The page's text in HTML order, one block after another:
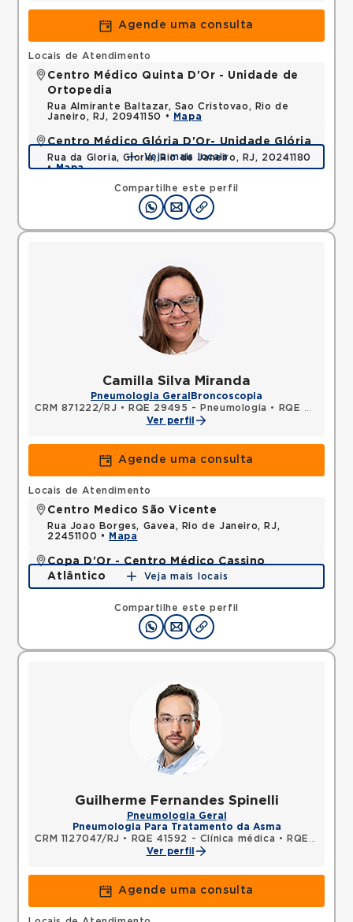
Agende uma consulta
Compartilhe este perfil
Locais de Atendimento
Centro Médico Quinta D'Or - Unidade de
Ortopedia
Rua Almirante Baltazar, Sao Cristovao, Rio de
Janeiro, RJ, 20941150 •
Mapa
Centro Médico Glória D'Or- Unidade Glória
Rua da Gloria, Gloria, Rio de Janeiro, RJ, 20241180
•Mapa
Veja mais locais
Camilla Silva Miranda
Pneumologia Geral Broncoscopia
CRM 871222/RJ • RQE 29495 - Pneumologia •
RQE 29496 - Clínica médica
Ver perfil
Agende uma consulta
Compartilhe este perfil
Locais de Atendimento
Centro Medico São Vicente
Rua Joao Borges, Gavea, Rio de Janeiro, RJ,
22451100 •
Mapa
Copa D'Or - Centro Médico Cassino
Atlântico
Avenida Atlantica, Copacabana, Rio de Janeiro, RJ,
22070002 •Mapa
Veja mais locais
Guilherme Fernandes Spinelli
Pneumologia Geral
Pneumologia Para Tratamento da Asma
CRM 1127047/RJ • RQE 41592 - Clínica médica •
RQE 54840 - Pneumologia
Ver perfil
Agende uma consulta